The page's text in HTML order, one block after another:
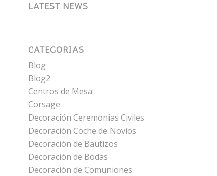
LATEST NEWS
CATEGORÍAS
Blog
Blog2
Centros de Mesa
Corsage
Decoración Ceremonias Civiles
Decoración Coche de Novios
Decoración de Bautizos
Decoración de Bodas
Decoración de Comuniones